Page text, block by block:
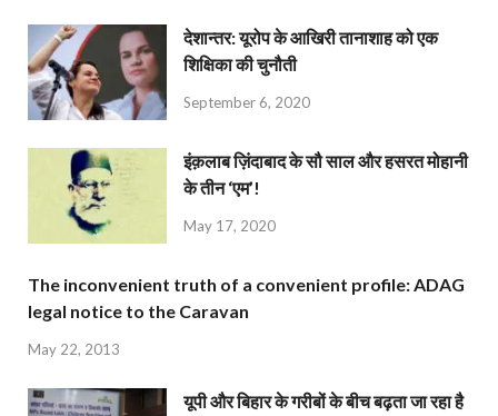
देशान्‍तर: यूरोप के आखिरी तानाशाह को एक
शिक्षिका की चुनौती
September 6, 2020
इंक़लाब ज़िंदाबाद के सौ साल और हसरत मोहानी
के तीन ‘एम’!
May 17, 2020
The inconvenient truth of a convenient profile: ADAG
legal notice to the Caravan
May 22, 2013
यूपी और बिहार के गरीबों के बीच बढ़ता जा रहा है